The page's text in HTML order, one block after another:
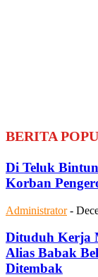
BERITA
Di Teluk
Korban
Administrator -
Dituduh Kerja
Alias Babak
Ditembak